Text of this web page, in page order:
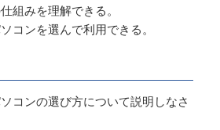
みを理解できる。
ンを選んで利用できる。
ンの選び方について説明しなさ